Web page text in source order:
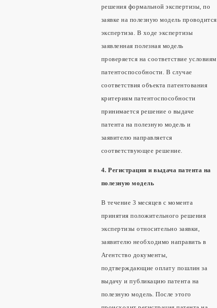
решения формальной экспертизы, по
заявке на полезную модель проводится
экспертиза. В ходе экспертизы
заявленная полезная модель
проверяется на соответствие условиям
патентоспособности. В случае
соответствия объекта патентования
критериям патентоспособности
принимается решение о выдаче
патента на полезную модель и
заявителю направляется
соответствующее решение.
4. Регистрация и выдача патента на
полезную модель
В течение 3 месяцев с момента
принятия положительного решения
экспертизы относительно заявки,
заявителю необходимо направить в
Агентство документы,
подтверждающие оплату пошлин за
выдачу и публикацию патента на
полезную модель. После этого